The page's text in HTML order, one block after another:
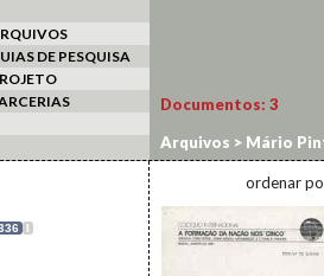
DE PESQUISA
I
Documentos: 3
Arquivos > Mário
Nacional de Estudos
ordenar